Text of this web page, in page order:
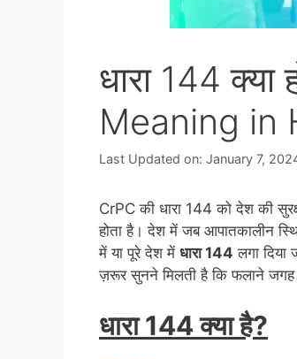
धारा 144
Meaning in
Last Updated on: January 7,
CrPC की धारा 144 को देश की
होता है। देश में जब आपातकालीन
में या पूरे देश में धारा 144 लगा
ज़रूर सुनने मिलती है कि फलाने जगह
धारा 144 क्या है?